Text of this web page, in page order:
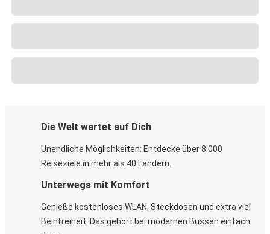
Die Welt wartet auf Dich
Unendliche Möglichkeiten: Entdecke über 8.000
Reiseziele in mehr als 40 Ländern.
Unterwegs mit Komfort
Genieße kostenloses WLAN, Steckdosen und extra viel
Beinfreiheit. Das gehört bei modernen Bussen einfach